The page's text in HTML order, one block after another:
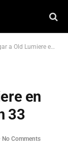
en Clair Obscur: Expedition 33
en
33
No Comments